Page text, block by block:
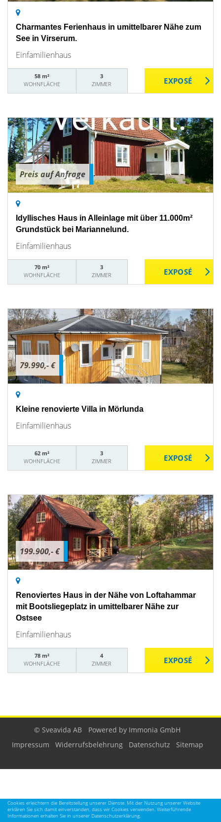
Charmantes Ferienhaus in umittelbarer Nähe zum
See in Virserum.
Einfamilienhaus
58 m²
WOHNFLÄCHE
3
ZIMMER
Preis auf Anfrage
Idyllisches Haus in Alleinlage mit über 11.000m²
Grundstück bei Mariannelund.
Einfamilienhaus
70 m²
WOHNFLÄCHE
3
ZIMMER
79.990,- €
Kleine renovierte Villa in Mörlunda
Einfamilienhaus
62 m²
WOHNFLÄCHE
3
ZIMMER
199.900,- €
Renoviertes Haus in der Nähe von Loftahammar
mit Bootsliegeplatz in umittelbarer Nähe zur
Ostsee
Einfamilienhaus
78 m²
WOHNFLÄCHE
4
ZIMMER
Cookies erleichtern die Bereitstellung unserer Dienste. Mit der Nutzung unserer Website
erklären Sie sich damit einverstanden, dass wir Cookies verwenden. Weiterführende
Informationen erhalten Sie in unserer Datenschutzerklärung.
© Sveavida AB
Powered by Immonia GmbH
Impressum
Widerrufsbelehrung Datenschutz Sitemap